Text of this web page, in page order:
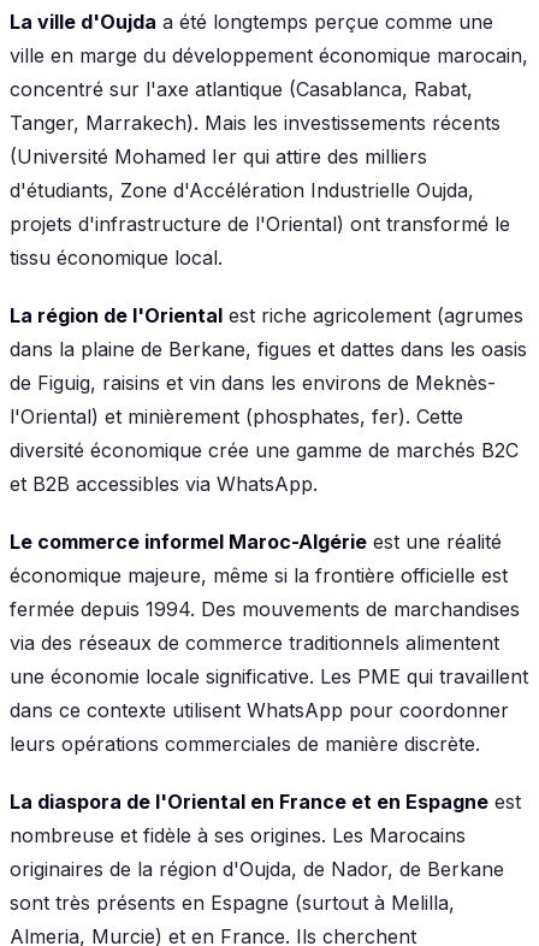
La ville d'Oujda a été longtemps perçue comme une
ville en marge du développement économique marocain,
concentré sur l'axe atlantique (Casablanca, Rabat,
Tanger, Marrakech). Mais les investissements récents
(Université Mohamed Ier qui attire des milliers
d'étudiants, Zone d'Accélération Industrielle Oujda,
projets d'infrastructure de l'Oriental) ont transformé le
tissu économique local.
La région de l'Oriental est riche agricolement (agrumes
dans la plaine de Berkane, figues et dattes dans les oasis
de Figuig, raisins et vin dans les environs de Meknès-
l'Oriental) et minièrement (phosphates, fer). Cette
diversité économique crée une gamme de marchés B2C
et B2B accessibles via WhatsApp.
Le commerce informel Maroc-Algérie est une réalité
économique majeure, même si la frontière officielle est
fermée depuis 1994. Des mouvements de marchandises
via des réseaux de commerce traditionnels alimentent
une économie locale significative. Les PME qui travaillent
dans ce contexte utilisent WhatsApp pour coordonner
leurs opérations commerciales de manière discrète.
La diaspora de l'Oriental en France et en Espagne est
nombreuse et fidèle à ses origines. Les Marocains
originaires de la région d'Oujda, de Nador, de Berkane
sont très présents en Espagne (surtout à Melilla,
Almeria, Murcie) et en France. Ils cherchent